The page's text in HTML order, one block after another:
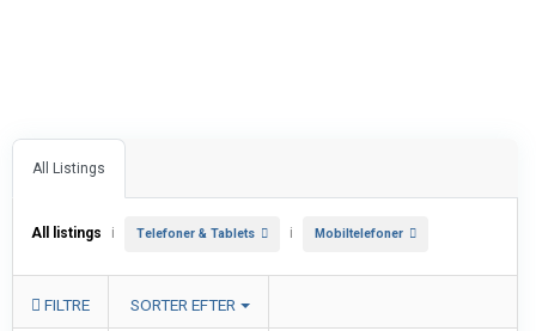
All Listings
All listings i Telefoner & Tablets i Mobiltelefoner
FILTRE SORTER EFTER